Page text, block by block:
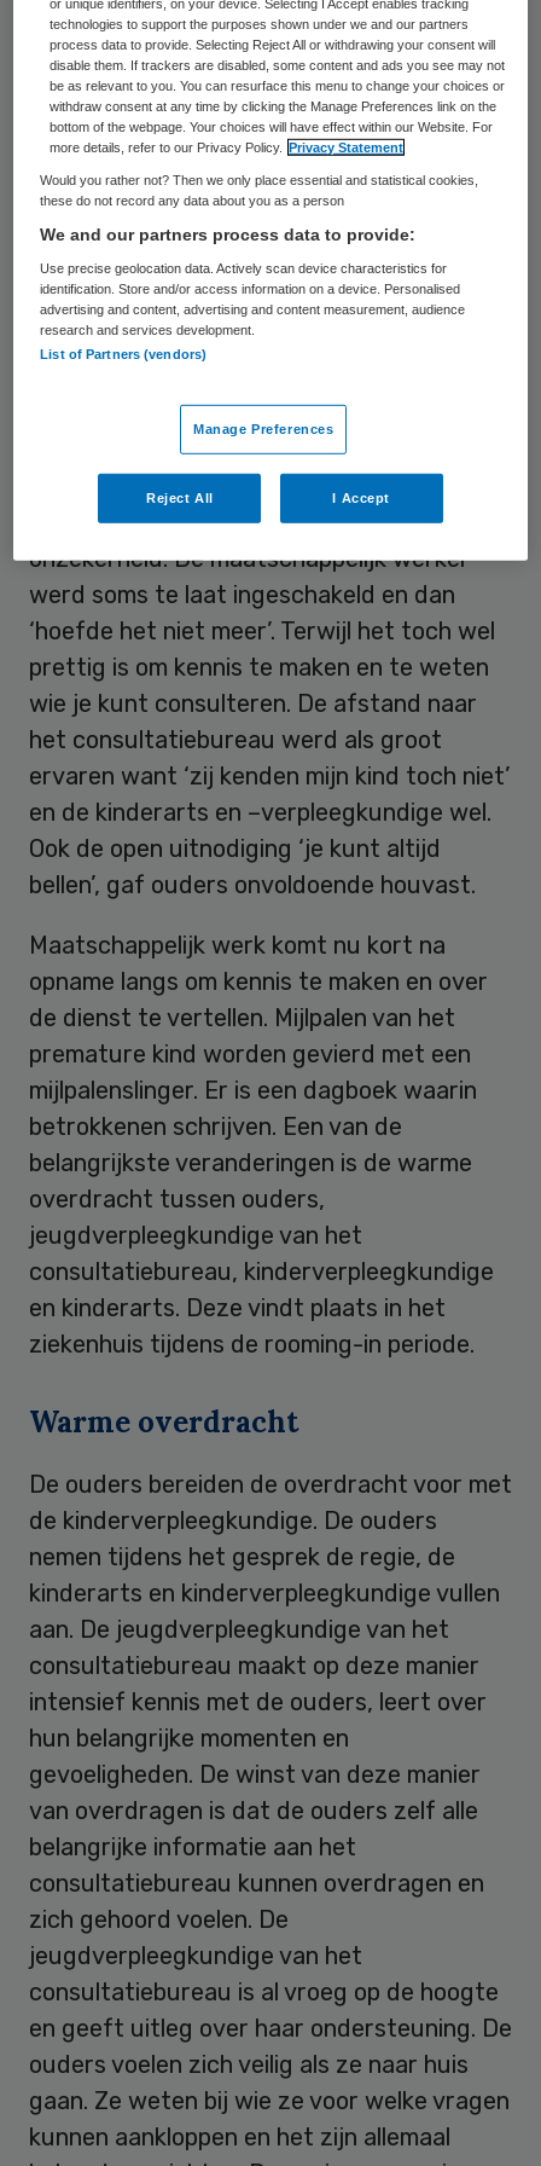
van prematuur geboren kinderen de weg
naar het consultatiebureau moeilijk. Ze
bleven hun vragen aan het ziekenhuis
stellen. Een projectgroep, bestaande uit
zowel intra- als extramurale zorgverleners,
zoals de consultatiebureau
jeugdverpleegkundige en fysiotherapeute,
deed onderzoek en organiseerde
spiegelgesprekken.
Ouders gaven tijdens de spiegelgesprekken
aan dat de vroeggeboorte van hun kind een
heftige periode is met veel emoties en
onzekerheid. De maatschappelijk werker
werd soms te laat ingeschakeld en dan
‘hoefde het niet meer’. Terwijl het toch wel
prettig is om kennis te maken en te weten
wie je kunt consulteren. De afstand naar
het consultatiebureau werd als groot
ervaren want ‘zij kenden mijn kind toch niet’
en de kinderarts en –verpleegkundige wel.
Ook de open uitnodiging ‘je kunt altijd
bellen’, gaf ouders onvoldoende houvast.
Maatschappelijk werk komt nu kort na
opname langs om kennis te maken en over
de dienst te vertellen. Mijlpalen van het
premature kind worden gevierd met een
mijlpalenslinger. Er is een dagboek waarin
betrokkenen schrijven. Een van de
belangrijkste veranderingen is de warme
overdracht tussen ouders,
jeugdverpleegkundige van het
consultatiebureau, kinderverpleegkundige
en kinderarts. Deze vindt plaats in het
ziekenhuis tijdens de rooming-in periode.
Warme overdracht
De ouders bereiden de overdracht voor met
de kinderverpleegkundige. De ouders
nemen tijdens het gesprek de regie, de
kinderarts en kinderverpleegkundige vullen
aan. De jeugdverpleegkundige van het
consultatiebureau maakt op deze manier
intensief kennis met de ouders, leert over
hun belangrijke momenten en
gevoeligheden. De winst van deze manier
van overdragen is dat de ouders zelf alle
belangrijke informatie aan het
consultatiebureau kunnen overdragen en
zich gehoord voelen. De
jeugdverpleegkundige van het
consultatiebureau is al vroeg op de hoogte
en geeft uitleg over haar ondersteuning. De
ouders voelen zich veilig als ze naar huis
gaan. Ze weten bij wie ze voor welke vragen
kunnen aankloppen en het zijn allemaal
or unique identifiers, on your device. Selecting I Accept enables tracking
technologies to support the purposes shown under we and our partners
process data to provide. Selecting Reject All or withdrawing your consent will
disable them. If trackers are disabled, some content and ads you see may not
be as relevant to you. You can resurface this menu to change your choices or
withdraw consent at any time by clicking the Manage Preferences link on the
bottom of the webpage. Your choices will have effect within our Website. For
more details, refer to our Privacy Policy.
Privacy Statement
Would you rather not? Then we only place essential and statistical cookies,
these do not record any data about you as a person
We and our partners process data to provide:
Use precise geolocation data. Actively scan device characteristics for
identification. Store and/or access information on a device. Personalised
advertising and content, advertising and content measurement, audience
research and services development.
List of Partners (vendors)
Manage Preferences
Reject All I Accept